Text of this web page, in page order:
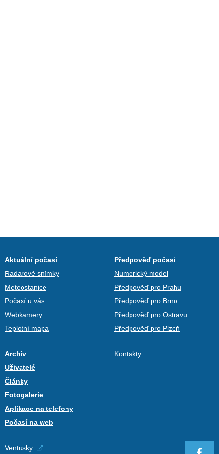
Aktuální počasí
Radarové snímky
Meteostanice
Počasí u vás
Webkamery
Teplotní mapa
Předpověď počasí
Numerický model
Předpověď pro Prahu
Předpověď pro Brno
Předpověď pro Ostravu
Předpověď pro Plzeň
Archiv
Uživatelé
Články
Fotogalerie
Aplikace na telefony
Počasí na web
Kontakty
Ventusky